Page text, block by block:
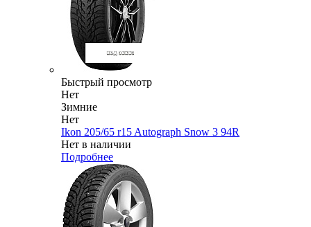
Быстрый просмотр
Нет
Зимние
Нет
Ikon 205/65 r15 Autograph Snow 3 94R
Нет в наличии
Подробнее